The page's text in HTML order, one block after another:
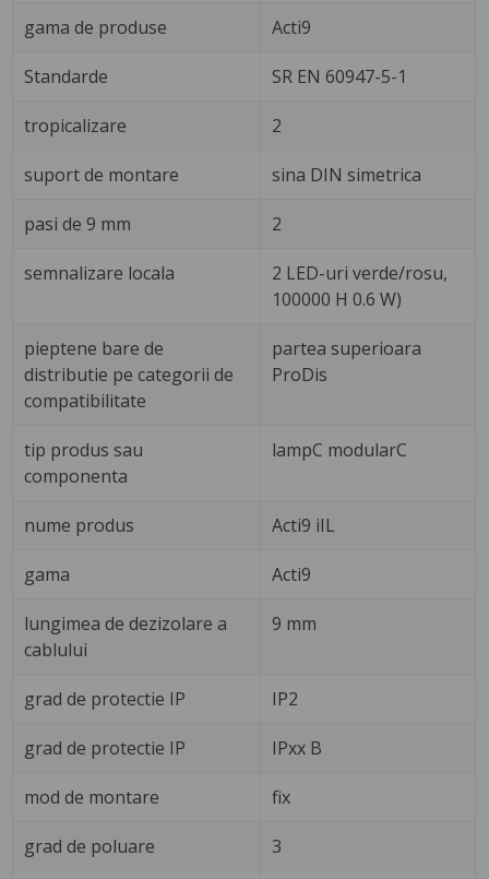
gama de produse Acti9
Standarde SR EN 60947-5-1
tropicalizare 2
suport de montare sina DIN simetrica
pasi de 9 mm 2
semnalizare locala
2 LED-uri verde/rosu,
100000 H 0.6 W)
pieptene bare de
distributie pe categorii de
compatibilitate
partea superioara
ProDis
tip produs sau
componenta
lampC modularC
nume produs Acti9 iIL
gama Acti9
lungimea de dezizolare a
cablului
9 mm
grad de protectie IP IP2
grad de protectie IP IPxx B
mod de montare fix
grad de poluare 3